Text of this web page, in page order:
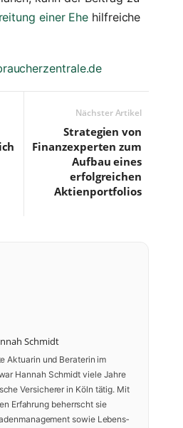
einer Ehe hilfreiche
Nächster Artikel
Strategien von
Finanzexperten zum
Aufbau eines
erfolgreichen
Aktienportfolios
Schmidt
Aktuarin und Beraterin im
Hannah Schmidt viele Jahre
Versicherer in Köln tätig. Mit
Erfahrung beherrscht sie
sowie Lebens‑